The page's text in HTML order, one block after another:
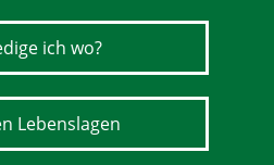
ich wo?
Lebenslagen